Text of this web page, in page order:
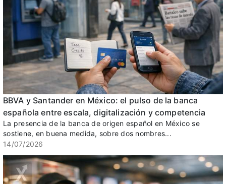
BBVA y Santander en México: el pulso de la banca
española entre escala, digitalización y competencia
La presencia de la banca de origen español en México se
sostiene, en buena medida, sobre dos nombres...
14/07/2026